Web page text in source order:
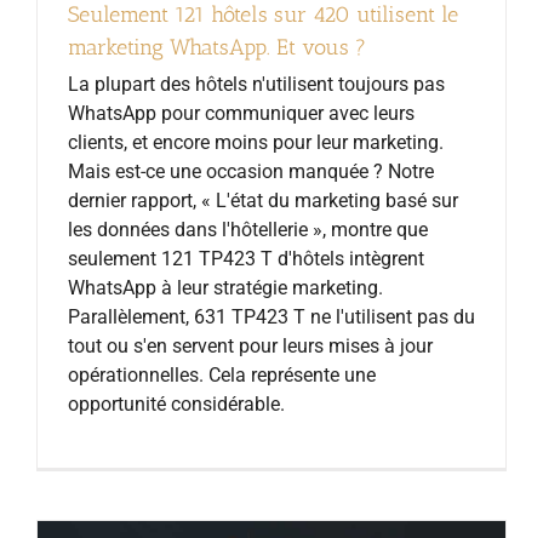
Seulement 121 hôtels sur 420 utilisent le
marketing WhatsApp. Et vous ?
La plupart des hôtels n'utilisent toujours pas
WhatsApp pour communiquer avec leurs
clients, et encore moins pour leur marketing.
Mais est-ce une occasion manquée ? Notre
dernier rapport, « L'état du marketing basé sur
les données dans l'hôtellerie », montre que
seulement 121 TP423 T d'hôtels intègrent
WhatsApp à leur stratégie marketing.
Parallèlement, 631 TP423 T ne l'utilisent pas du
tout ou s'en servent pour leurs mises à jour
opérationnelles. Cela représente une
opportunité considérable.